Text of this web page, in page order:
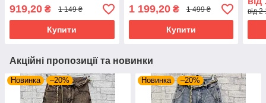
919,20 ₴ 1 149 ₴
Купити
1 199,20₴ 1 499 ₴
Купити
від
Акційні пропозиції та новинки
Новинка –20% Новинка –20%